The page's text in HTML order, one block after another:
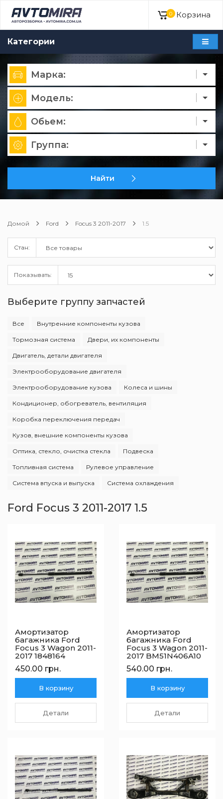
0 Корзина
Категории
Марка:
Модель:
Обьем:
Группа:
Найти
Домой Ford Focus 3 2011-2017 1.5
Стан:
Показывать:
Выберите группу запчастей
Все Внутренние компоненты кузова
Тормозная система Двери, их компоненты
Двигатель, детали двигателя
Электрооборудование двигателя
Электрооборудование кузова Колеса и шины
Кондиционер, обогреватель, вентиляция
Коробка переключения передач
Кузов, внешние компоненты кузова
Оптика, стекло, очистка стекла Подвеска
Топливная система Рулевое управление
Система впуска и выпуска Система охлаждения
Ford Focus 3 2011-2017 1.5
Амортизатор
багажника Ford
Focus 3 Wagon 2011-
2017 1848164
450.00 грн.
В корзину
Детали
Амортизатор
багажника Ford
Focus 3 Wagon 2011-
2017 BM51N406A10
540.00 грн.
В корзину
Детали